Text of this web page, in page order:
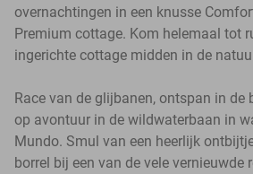
overnachtingen in een knusse
Premium cottage. Kom helemaal tot
ingerichte cottage midden in de
Race van de glijbanen, ontspan in de
op avontuur in de wildwaterbaan in
Mundo. Smul van een heerlijk
borrel bij een van de vele vernieuwde